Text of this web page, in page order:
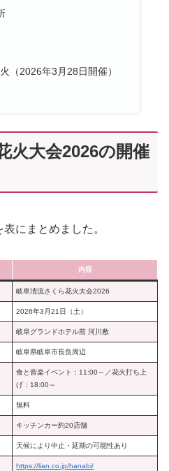
（2026年3月28日開催）
火大会2026の開催
にまとめました。
内容
岐阜清流さくら花火大会2026
2026年3月21日（土）
岐阜グランドホテル前 河川敷
岐阜県岐阜市長良周辺
食と音楽イベント：11:00～／花火打ち上
げ：18:00～
無料
キッチンカー約20店舗
天候により中止・延期の可能性あり
https://lian.co.jp/hanabi/